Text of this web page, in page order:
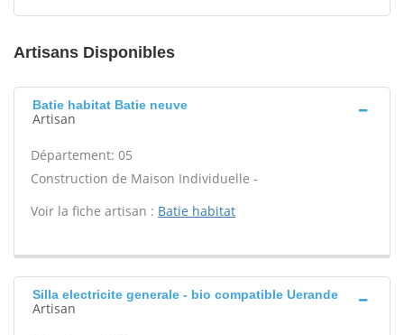
Artisans Disponibles
Batie habitat Batie neuve
Artisan
Département: 05
Construction de Maison Individuelle -
Voir la fiche artisan : Batie habitat
Silla electricite generale - bio compatible Uerande
Artisan